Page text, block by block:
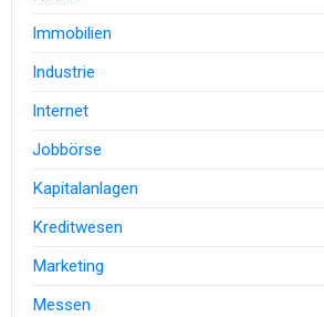
Immobilien
Industrie
Internet
Jobbörse
Kapitalanlagen
Kreditwesen
Marketing
Messen